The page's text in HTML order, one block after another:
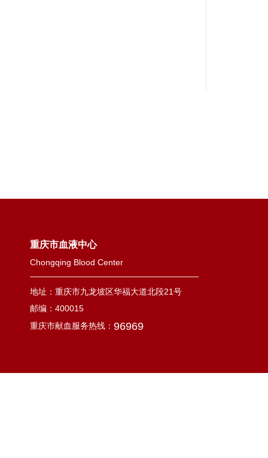
重庆市血液中心
Chongqing Blood Center
地址：重庆市九龙坡区华福大道北段21号
邮编：400015
重庆市献血服务热线： 96969